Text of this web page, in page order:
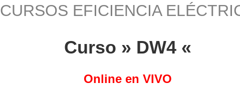
CURSOS EFICIENCIA
Curso » DW4 «
Online en VIVO